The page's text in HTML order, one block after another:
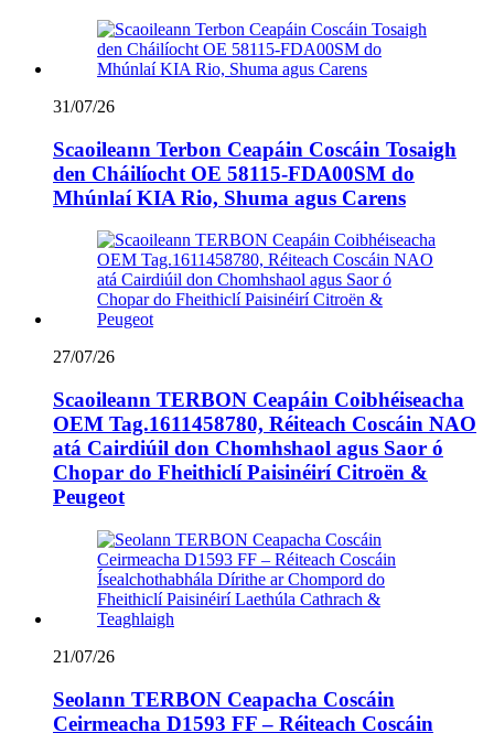
31/07/26
Scaoileann Terbon Ceapáin Coscáin Tosaigh
den Cháilíocht OE 58115-FDA00SM do
Mhúnlaí KIA Rio, Shuma agus Carens
27/07/26
Scaoileann TERBON Ceapáin Coibhéiseacha
OEM Tag.1611458780, Réiteach Coscáin NAO
atá Cairdiúil don Chomhshaol agus Saor ó
Chopar do Fheithiclí Paisinéirí Citroën &
Peugeot
21/07/26
Seolann TERBON Ceapacha Coscáin
Ceirmeacha D1593 FF – Réiteach Coscáin